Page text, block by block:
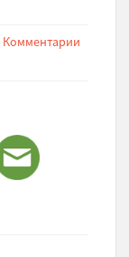
Комментарии